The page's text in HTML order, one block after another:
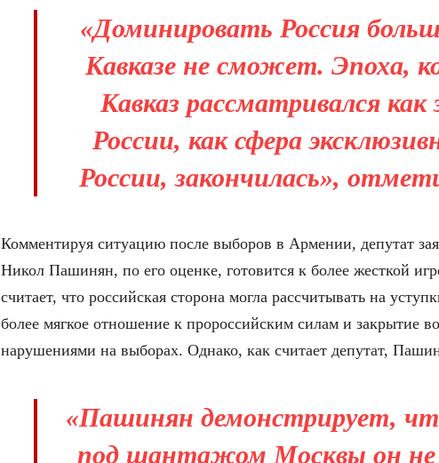
«Доминировать Россия
Кавказе не сможет. Эпоха,
Кавказ рассматривался как
России, как сфера
России, закончилась»,
Комментируя ситуацию после выборов в Армении, депутат
Никол Пашинян, по его оценке, готовится к более жесткой
считает, что российская сторона могла рассчитывать на
более мягкое отношение к пророссийским силам и закрытие
нарушениями на выборах. Однако, как считает депутат,
«Пашинян демонстрирует,
под шантажом Москвы он не